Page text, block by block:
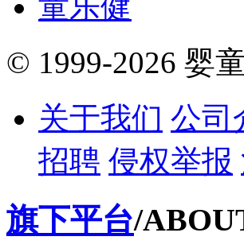
© 1999-2026 婴
关于我们 公司
招聘 侵权举报
旗下平台/